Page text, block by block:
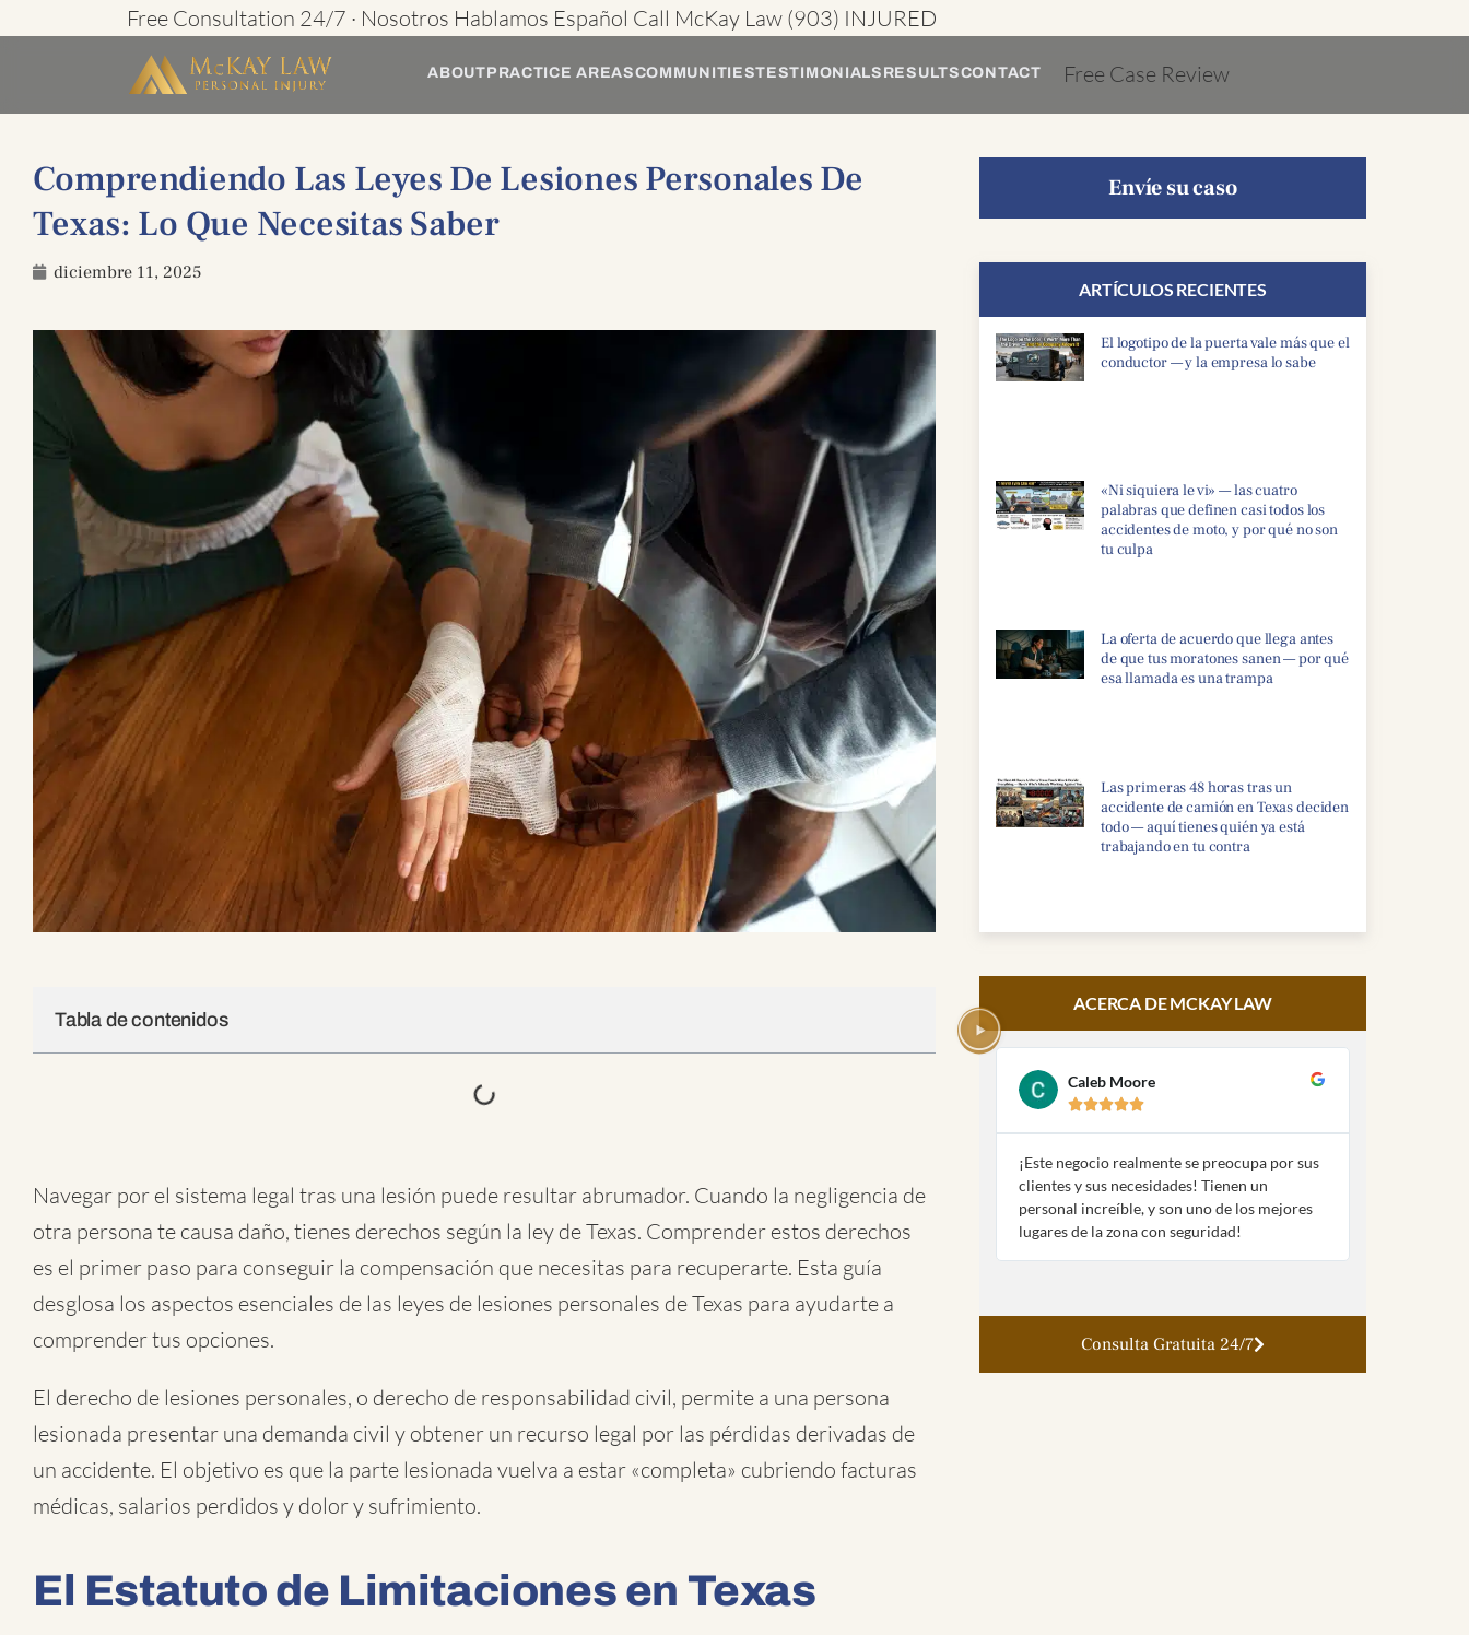
Free Consultation 24/7 · Nosotros Hablamos Español Call McKay Law (903) INJURED
ABOUTPRACTICE AREASCOMMUNITIESTESTIMONIALS RESULTSCONTACT Free Case Review
Comprendiendo Las Leyes De Lesiones Personales De
Texas: Lo Que Necesitas Saber
diciembre 11, 2025
Tabla de contenidos
Navegar por el sistema legal tras una lesión puede resultar abrumador. Cuando la negligencia de
otra persona te causa daño, tienes derechos según la ley de Texas. Comprender estos derechos
es el primer paso para conseguir la compensación que necesitas para recuperarte. Esta guía
desglosa los aspectos esenciales de las leyes de lesiones personales de Texas para ayudarte a
comprender tus opciones.
El derecho de lesiones personales, o derecho de responsabilidad civil, permite a una persona
lesionada presentar una demanda civil y obtener un recurso legal por las pérdidas derivadas de
un accidente. El objetivo es que la parte lesionada vuelva a estar «completa» cubriendo facturas
médicas, salarios perdidos y dolor y sufrimiento.
El Estatuto de Limitaciones en Texas
Envíe su caso
ARTÍCULOS RECIENTES
El logotipo de la puerta vale más que el
conductor — y la empresa lo sabe
«Ni siquiera le vi» — las cuatro
palabras que definen casi todos los
accidentes de moto, y por qué no son
tu culpa
La oferta de acuerdo que llega antes
de que tus moratones sanen — por qué
esa llamada es una trampa
Las primeras 48 horas tras un
accidente de camión en Texas deciden
todo — aquí tienes quién ya está
trabajando en tu contra
ACERCA DE MCKAY LAW
Caleb Moore

¡Este negocio realmente se preocupa por sus
clientes y sus necesidades! Tienen un
personal increíble, y son uno de los mejores
lugares de la zona con seguridad!
Consulta Gratuita 24/7